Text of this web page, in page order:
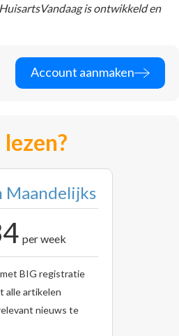
is ontwikkeld en
Account aanmaken
Maandelijks
per week
BIG registratie
alle artikelen
nieuws te